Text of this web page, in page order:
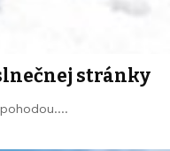
stránky